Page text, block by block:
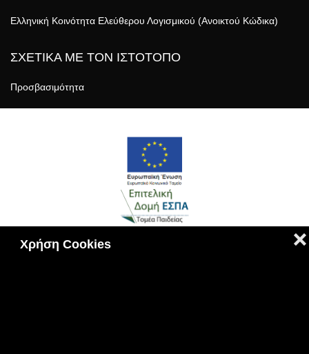
Χρήση Cookies ❌
Ελληνική Κοινότητα Ελεύθερου Λογισμικού (Ανοικτού Κώδικα)
ΣΧΕΤΙΚΑ ΜΕ ΤΟΝ ΙΣΤΟΤΟΠΟ
Προσβασιμότητα